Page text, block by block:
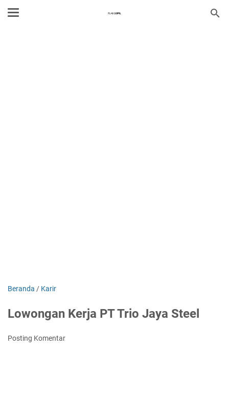
Beranda / Karir
Lowongan Kerja PT Trio Jaya Steel
Posting Komentar